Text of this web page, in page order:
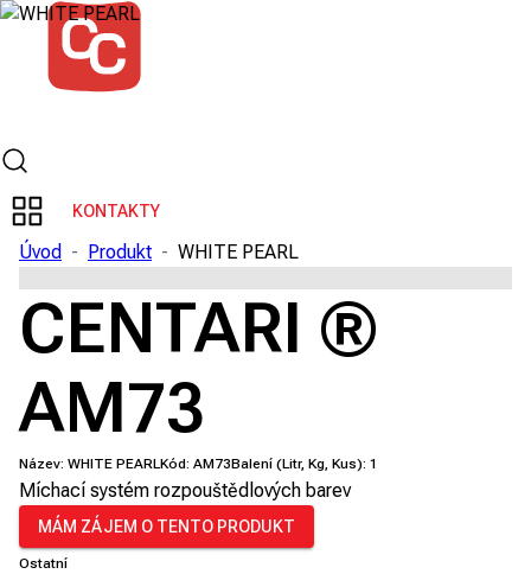
KONTAKTY
Úvod - Produkt - WHITE PEARL
CENTARI ®
AM73
Název: WHITE PEARLKód: AM73Balení (Litr, Kg, Kus): 1
Míchací systém rozpouštědlových barev
MÁM ZÁJEM O TENTO PRODUKT
Ostatní